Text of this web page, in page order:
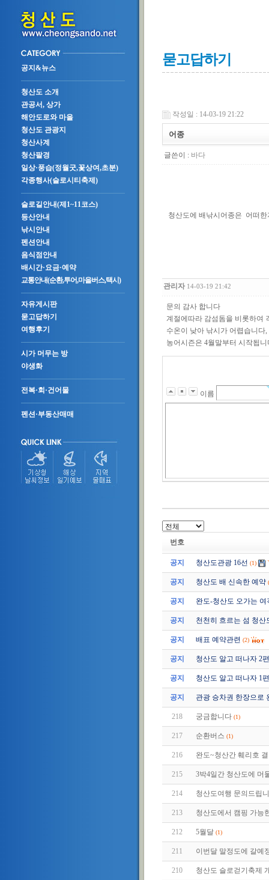
공지&뉴스
청산도 소개
관공서, 상가
해안도로와 마을
청산도 관광지
청산사계
청산팔경
일상·풍습(정월굿,꽃상여,초분)
각종행사(슬로시티축제)
슬로길안내(제1~11코스)
등산안내
낚시안내
펜션안내
음식점안내
배시간·요금·예약
교통안내(순환,투어,마을버스,택시)
자유게시판
묻고답하기
여행후기
시가 머무는 방
야생화
전복·회·건어물
펜션·부동산매매
묻고답하기
작성일 : 14-03-19 21:22
어종
글쓴이 : 바다
청산도에 배낚시어종은 어떠
관리자 14-03-19 21:42
문의 감사 합니다
계절에따라 감섬돔을 비롯하여
수온이 낮아 낚시가 어렵습니다,
농어시즌은 4월말부터 시작됩니
이름
번호
공지 청산도관광 16선 (1)
공지 청산도 배 신속한 예약
공지 완도-청산도 오가는
공지 천천히 흐르는 섬 청산
공지 배표 예약관련 (2)
공지 청산도 알고 떠나자 2
공지 청산도 알고 떠나자 1
공지 관광 승차권 한장으로
218 궁금합니다 (1)
217 순환버스 (1)
216 완도~청산간 훼리호
215 3박4일간 청산도에 머
214 청산도여행 문의드립
213 청산도에서 캠핑 가능
212 5월달 (1)
211 이번달 말정도에 갈예
210 청산도 슬로걷기축제